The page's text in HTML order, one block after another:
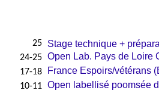
25 Stage technique +
24-25 Open Lab. Pays de Loire
17-18 France Espoirs/vétérans (
10-11 Open labellisé poomsée